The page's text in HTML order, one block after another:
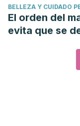
BELLEZA Y CUIDADO
El orden del
evita que se